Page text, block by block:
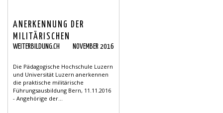
ANERKENNUNG DER
MILITÄRISCHEN
FÜHRUNGSAUSBILDUNG
WEITERBILDUNG.CH NOVEMBER 2016
Die Pädagogische Hochschule Luzern
und Universität Luzern anerkennen
die praktische militärische
Führungsausbildung Bern, 11.11.2016
- Angehörige der...